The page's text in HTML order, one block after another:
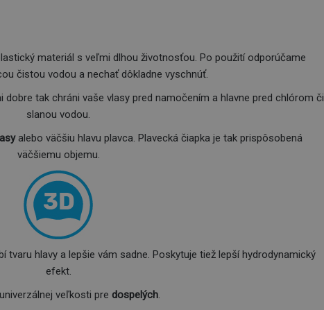
materiál s veľmi dlhou životnosťou. Po použití odporúčame
čistou vodou a nechať dôkladne vyschnúť.
tak chráni vaše vlasy pred namočením a hlavne pred chlórom či
slanou vodou.
alebo väčšiu hlavu plavca. Plavecká čiapka je tak prispôsobená
väčšiemu objemu.
tvaru hlavy a lepšie vám sadne. Poskytuje tiež lepší hydrodynamický
efekt.
veľkosti pre dospelých.